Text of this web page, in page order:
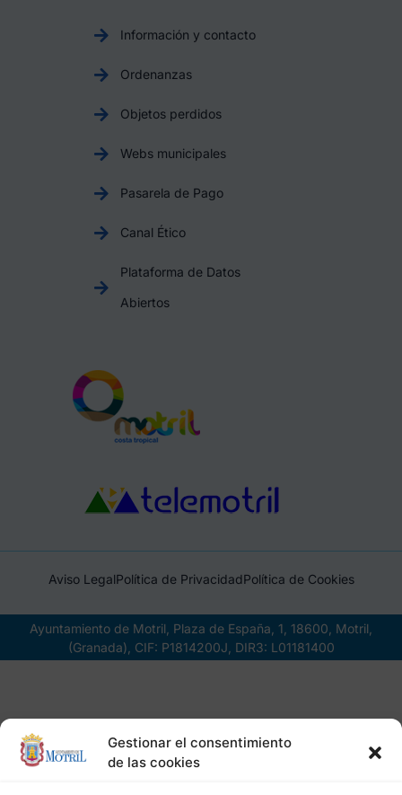
Gestionar el consentimiento
de las cookies
Información y contacto
Ordenanzas
Objetos perdidos
Webs municipales
Pasarela de Pago
Canal Ético
Plataforma de Datos
Abiertos
Aviso LegalPolítica de PrivacidadPolítica de Cookies
Ayuntamiento de Motril, Plaza de España, 1, 18600, Motril,
(Granada), CIF: P1814200J, DIR3: L01181400